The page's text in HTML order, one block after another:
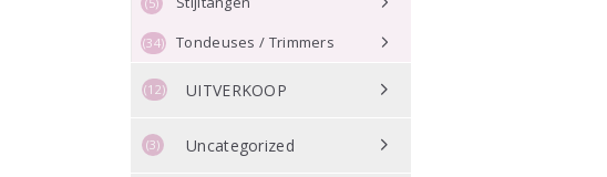
Tondeuses / Trimmers
(34)
UITVERKOOP
(12)
Uncategorized
(3)